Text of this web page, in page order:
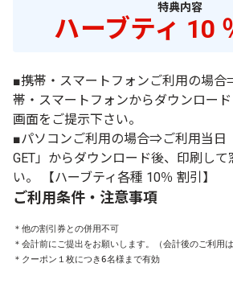
特典内容
ハーブティ 10
■携帯・スマートフォンご利用の場
帯・スマートフォンからダウンロー
画面をご提示下さい。
■パソコンご利用の場合⇒ご利用当日
GET」からダウンロード後、印刷し
い。 【ハーブティ各種 10％ 割引】
ご利用条件・注意事項
＊他の割引券との併用不可
＊会計前にご提出をお願いします。（会計後のご利用は
＊クーポン１枚につき6名様まで有効